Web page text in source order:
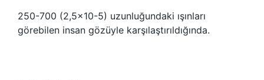
250-700 (2,5×10-5) uzunluğundaki ışınları
görebilen insan gözüyle karşılaştırıldığında.